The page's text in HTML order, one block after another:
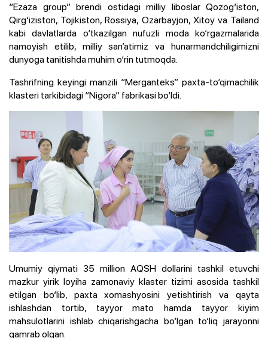
“Ezaza group” brendi ostidagi milliy liboslar Qozog‘iston,
Qirg‘iziston, Tojikiston, Rossiya, Ozarbayjon, Xitoy va Tailand
kabi davlatlarda o‘tkazilgan nufuzli moda ko‘rgazmalarida
namoyish etilib, milliy san’atimiz va hunarmandchiligimizni
dunyoga tanitishda muhim o‘rin tutmoqda.
Tashrifning keyingi manzili “Merganteks” paxta-to‘qimachilik
klasteri tarkibidagi “Nigora” fabrikasi bo‘ldi.
Umumiy qiymati 35 million AQSH dollarini tashkil etuvchi
mazkur yirik loyiha zamonaviy klaster tizimi asosida tashkil
etilgan bo‘lib, paxta xomashyosini yetishtirish va qayta
ishlashdan tortib, tayyor mato hamda tayyor kiyim
mahsulotlarini ishlab chiqarishgacha bo‘lgan to‘liq jarayonni
qamrab olgan.